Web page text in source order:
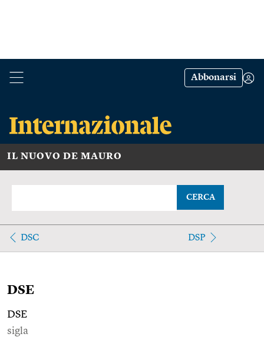
Abbonarsi
IL NUOVO DE MAURO
CERCA
DSC DSP
DSE
DSE
sigla